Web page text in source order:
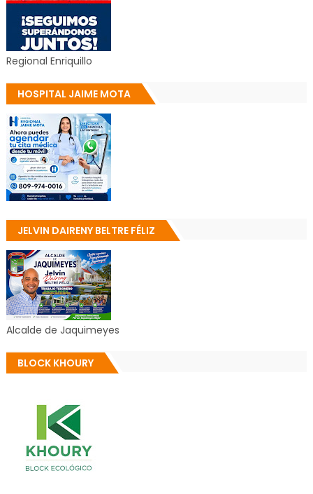
Regional Enriquillo
HOSPITAL JAIME MOTA
JELVIN DAIRENY BELTRE FÉLIZ
Alcalde de Jaquimeyes
BLOCK KHOURY